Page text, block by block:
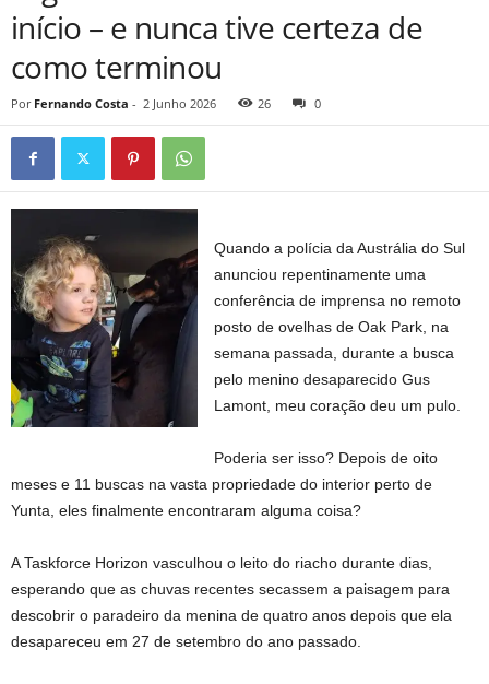
início – e nunca tive certeza de
como terminou
Por Fernando Costa - 2 Junho 2026 26 0
Quando a polícia da Austrália do Sul
anunciou repentinamente uma
conferência de imprensa no remoto
posto de ovelhas de Oak Park, na
semana passada, durante a busca
pelo menino desaparecido Gus
Lamont, meu coração deu um pulo.
Poderia ser isso? Depois de oito
meses e 11 buscas na vasta propriedade do interior perto de
Yunta, eles finalmente encontraram alguma coisa?
A Taskforce Horizon vasculhou o leito do riacho durante dias,
esperando que as chuvas recentes secassem a paisagem para
descobrir o paradeiro da menina de quatro anos depois que ela
desapareceu em 27 de setembro do ano passado.